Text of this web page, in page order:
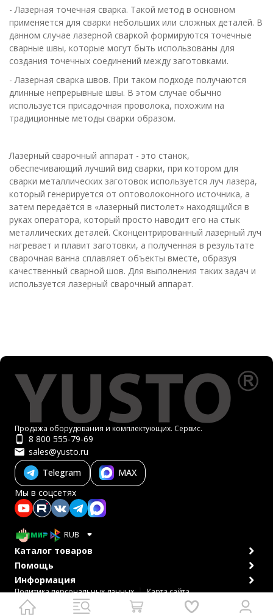
- Лазерная точечная сварка. Такой метод в основном
применяется для сварки небольших или сложных деталей. В
данном случае лазерной сваркой формируются точечные
сварные швы, которые могут быть использованы для
создания точечных соединений между заготовками.
- Лазерная сварка швов. При таком подходе получаются
длинные непрерывные швы. В этом случае обычно
используется присадочная проволока, похожим на
традиционные методы сварки образом.
Лазерный сварочный аппарат - это станок,
обеспечивающий лучший вид сварки, при котором для
сварки металлических заготовок используется луч лазера,
который генерируется от оптоволоконного источника, а
затем передаётся в «лазерный пистолет» находящийся в
руках оператора, который просто наводит его на стык
металлических деталей. Сконцентрированный лазерный луч
нагревает и плавит заготовки, а полученная в результате
сварочная ванна сплавляет объекты вместе, образуя
качественный сварной шов. Для выполнения таких задач и
используется лазерный сварочный аппарат.
Продажа оборудования и комплектующих. Сервис.
8 800 555-79-69
sales@yusto.ru
Telegram
MAX
Мы в соцсетях
RUB
Каталог товаров
Помощь
Информация
Политика персональных данных
Карта сайта
© 2007-2026 ЮСТО